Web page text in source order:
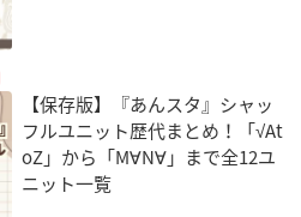
【保存版】『あんスタ』シャッ
フルユニット歴代まとめ！「√At
oZ」から「M∀N∀」まで全12ユ
ニット一覧